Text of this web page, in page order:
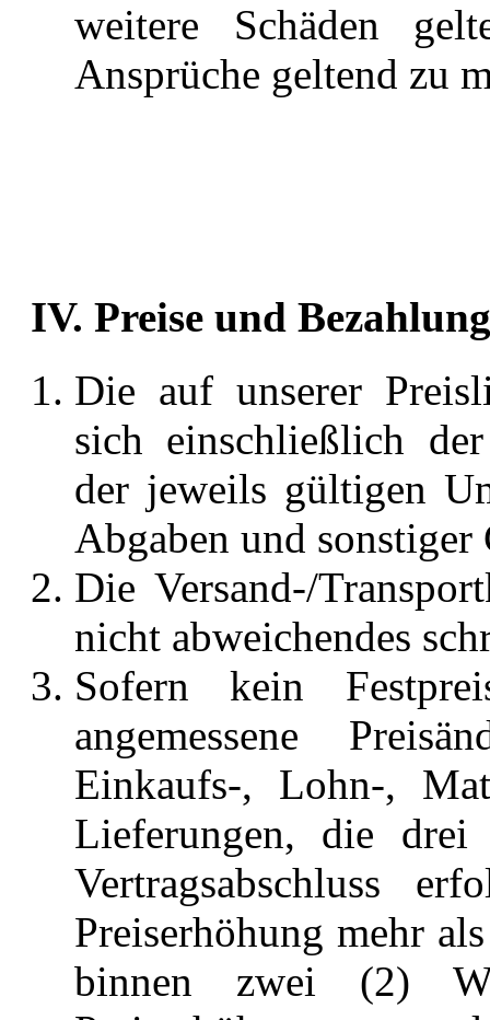
weitere Schäden
Ansprüche geltend zu
IV. Preise und Bezahlung
Die auf unserer
sich einschließlich
der jeweils gültigen
Abgaben und sonstiger
Die Versand-/
nicht abweichendes
Sofern kein
angemessene
Einkaufs-, Lohn-,
Lieferungen, die
Vertragsabschluss
Preiserhöhung mehr
binnen zwei (2)